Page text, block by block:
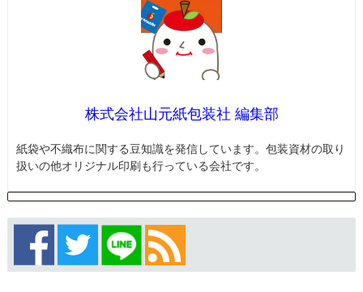
株式会社山元紙包装社 編集部
紙袋や不織布に関する豆知識を発信しています。包装資材の取り
扱いの他オリジナル印刷も行っている会社です。